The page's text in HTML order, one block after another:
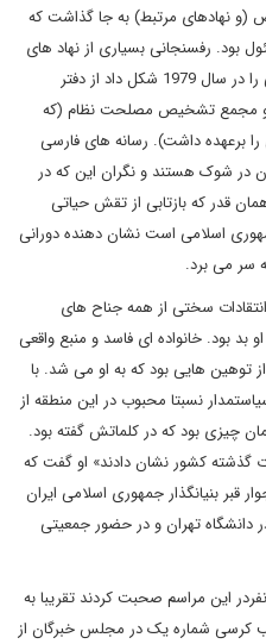
(و نهادهای مرتبط) به جا گذاشت که
رفسنجانی بسیاری از نهاد های
جدید ایجاد شده توسط جمهوری اسلامی را در سال 1979 شکل داد از دفتر
و مجمع تشخیص مصلحت نظام (که
را برعهده داشت). رسانه های فارسی
در شوک هستند و نگران این که در
قدر که بازتابی از تقش حیاتی
اسلامی است نشان دهنده دورانی
سر می برد.
سختی از همه جناح های
بود. خانواده ای فاسد و منبع واقعی
توهین هایی بود که به او می شد. با
نسبتا محبوب در این منطقه از
چیزی بود که در کلماتش گفته بود.
گذشته کشور نشان دادند» او گفت که
قبر بنیانگذار جمهوری اسلامی ایران
دانشگاه تهران و در حضور جمعیتی
این مراسم صحبت کردند تقریبا به
او در سال 2016 برای کسب کرسی شماره یک در مجلس خبرگان از